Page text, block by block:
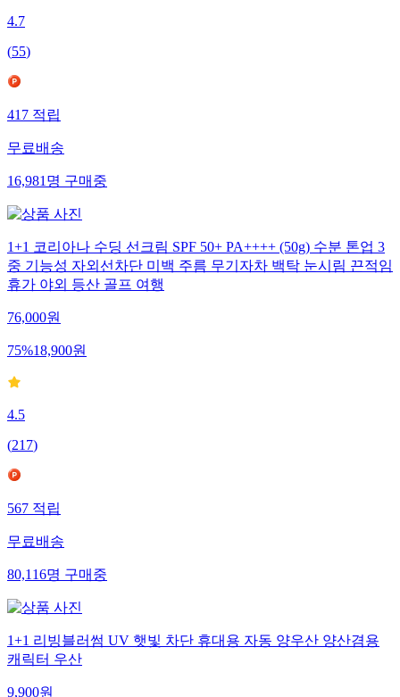
4.7
(55)
417적립
무료배송
16,981명구매중
1+1 코리아나 수딩 선크림 SPF 50+ PA++++ (50g) 수분 톤업 3
중 기능성 자외선차단 미백 주름 무기자차 백탁 눈시림 끈적임
휴가 야외 등산 골프 여행
76,000원
75%18,900원
4.5
(217)
567적립
무료배송
80,116명구매중
1+1 리빙블러썸 UV 햇빛 차단 휴대용 자동 양우산 양산겸용
캐릭터 우산